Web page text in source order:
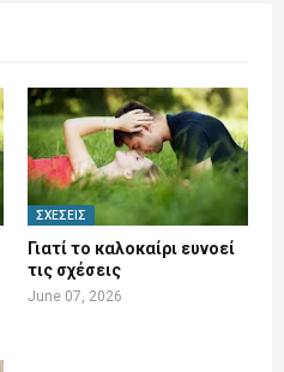
ΣΧΈΣΕΙΣ
Γιατί το καλοκαίρι ευνοεί
τις σχέσεις
June 07, 2026